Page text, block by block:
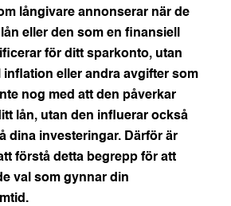
långivare annonserar när de
eller den som en finansiell
för ditt sparkonto, utan
inflation eller andra avgifter som
nog med att den påverkar
lån, utan den influerar också
dina investeringar. Därför är
förstå detta begrepp för att
val som gynnar din